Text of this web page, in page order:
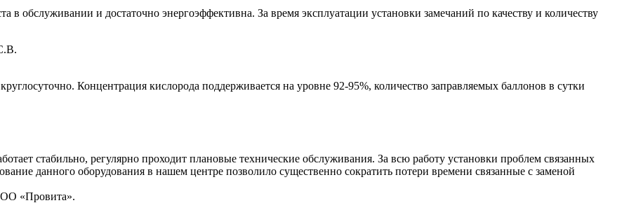
в обслуживании и достаточно энергоэффективна. За время эксплуатации установки замечаний по качеству и количеству
Концентрация кислорода поддерживается на уровне 92-95%, количество заправляемых баллонов в сутки
стабильно, регулярно проходит плановые технические обслуживания. За всю работу установки проблем связанных
данного оборудования в нашем центре позволило существенно сократить потери времени связанные с заменой
«Провита».